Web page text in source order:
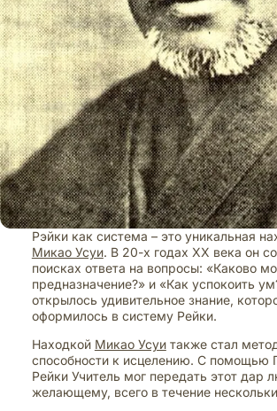
Рэйки как система – это уникальная
Микао Усуи. В 20-х годах ХХ века он
поисках ответа на вопросы: «Каково
предназначение?» и «Как успокоить
открылось удивительное знание,
оформилось в систему Рейки.
Находкой Микао Усуитакже стал
способности к исцелению. С помощью
Рейки Учитель мог передать этот дар
желающему, всего в течение